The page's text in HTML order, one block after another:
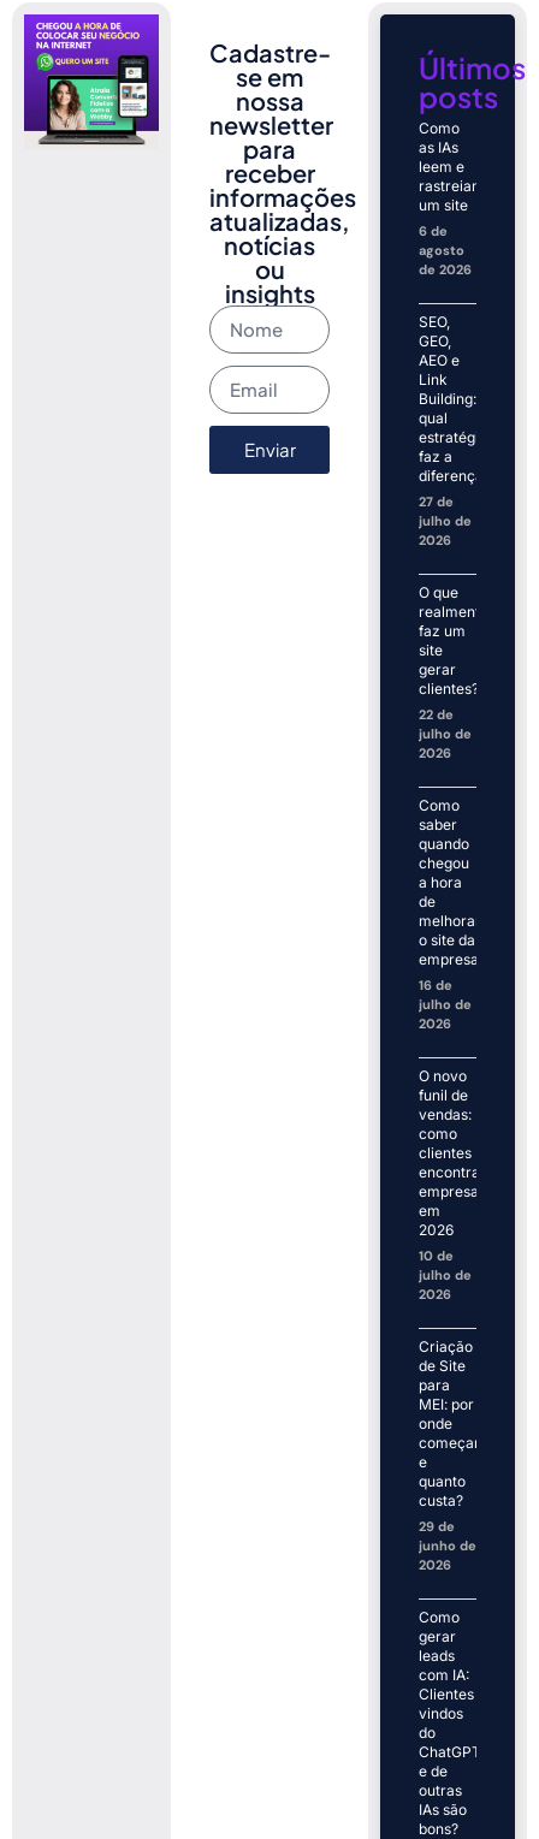
Cadastre-
se em
nossa
newsletter
para
receber
informações
atualizadas,
notícias
ou
insights
Enviar
Últimos
posts
Como
as IAs
leem e
rastreiam
um site
6 de
agosto
de 2026
SEO,
GEO,
AEO e
Link
Building:
qual
estratégia
faz a
diferença?
27 de
julho de
2026
O que
realmente
faz um
site
gerar
clientes?
22 de
julho de
2026
Como
saber
quando
chegou
a hora
de
melhorar
o site da
empresa
16 de
julho de
2026
O novo
funil de
vendas:
como
clientes
encontram
empresas
em
2026
10 de
julho de
2026
Criação
de Site
para
MEI: por
onde
começar
e
quanto
custa?
29 de
junho de
2026
Como
gerar
leads
com IA:
Clientes
vindos
do
ChatGPT
e de
outras
IAs são
bons?